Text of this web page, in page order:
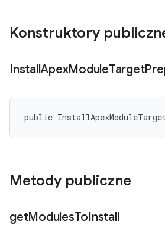
Konstruktory
InstallApexModuleTarget
public
Metody publiczne
getModulesToInstall